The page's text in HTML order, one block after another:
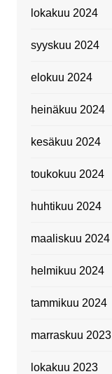
lokakuu 2024
syyskuu 2024
elokuu 2024
heinäkuu 2024
kesäkuu 2024
toukokuu 2024
huhtikuu 2024
maaliskuu 2024
helmikuu 2024
tammikuu 2024
marraskuu 2023
lokakuu 2023